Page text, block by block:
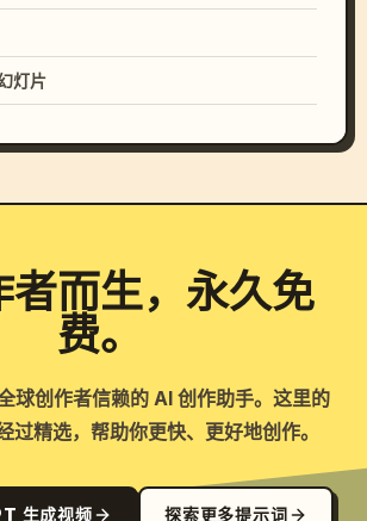
灯片
者而生，永久免
费。
球创作者信赖的 AI 创作助手。这里的
过精选，帮助你更快、更好地创作。
生成视频 探索更多提示词